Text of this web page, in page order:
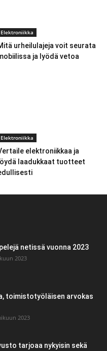
Elektroniikka
urheilulajeja voit seurata
ja lyödä vetoa
Elektroniikka
elektroniikkaa ja
löydä laadukkaat tuotteet
netissä vuonna 2023
2023
toimistotyöläisen arvokas
2023
tarjoaa nykyisin sekä